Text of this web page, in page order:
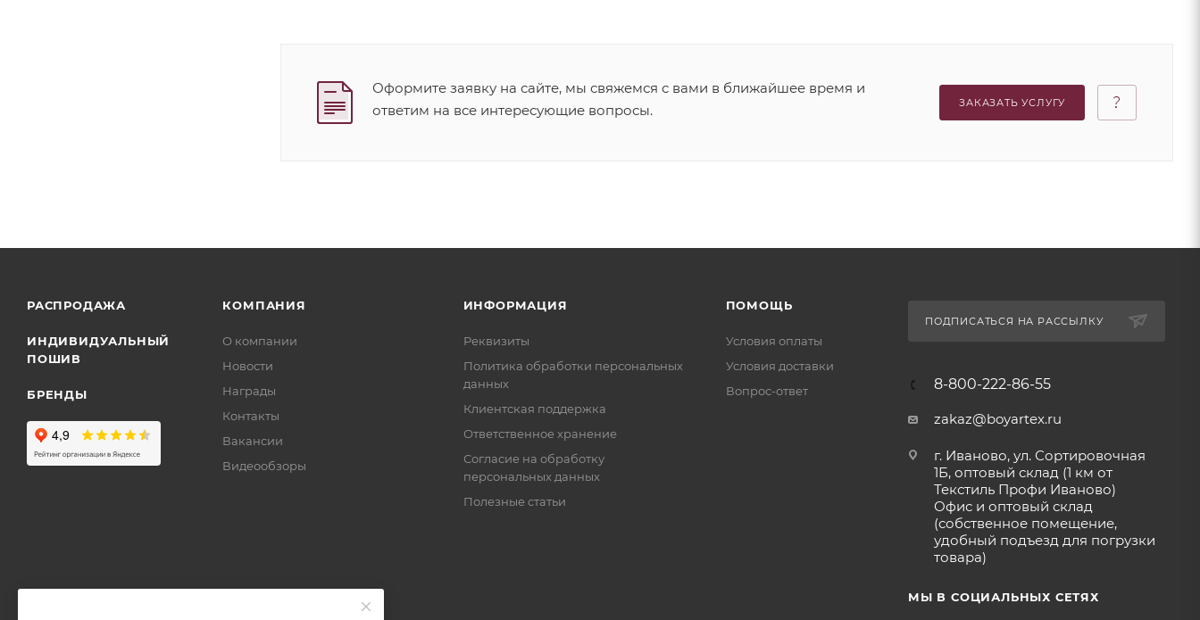
Оформите заявку на сайте, мы свяжемся с вами в ближайшее время и
ответим на все интересующие вопросы.
ЗАКАЗАТЬ УСЛУГУ
РАСПРОДАЖА
ИНДИВИДУАЛЬНЫЙ
ПОШИВ
БРЕНДЫ
КОМПАНИЯ
О компании
Новости
Награды
Контакты
Вакансии
Видеообзоры
ИНФОРМАЦИЯ
Реквизиты
Политика обработки персональных
данных
Клиентская поддержка
Ответственное хранение
Согласие на обработку
персональных данных
Полезные статьи
ПОМОЩЬ
Условия оплаты
Условия доставки
Вопрос-ответ
ПОДПИСАТЬСЯ НА РАССЫЛКУ
8-800-222-86-55
zakaz@boyartex.ru
г. Иваново, ул. Сортировочная
1Б, оптовый склад (1 км от
Текстиль Профи Иваново)
Офис и оптовый склад
(собственное помещение,
удобный подъезд для погрузки
товара)
МЫ В СОЦИАЛЬНЫХ СЕТЯХ